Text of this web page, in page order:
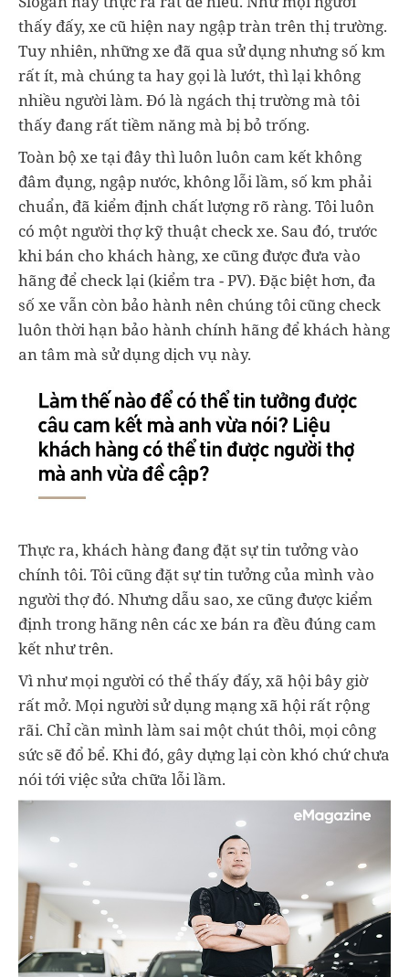
thấy đấy, xe cũ hiện nay ngập tràn trên thị trường.
Tuy nhiên, những xe đã qua sử dụng nhưng số km
rất ít, mà chúng ta hay gọi là lướt, thì lại không
nhiều người làm. Đó là ngách thị trường mà tôi
thấy đang rất tiềm năng mà bị bỏ trống.
Toàn bộ xe tại đây thì luôn luôn cam kết không
đâm đụng, ngập nước, không lỗi lầm, số km phải
chuẩn, đã kiểm định chất lượng rõ ràng. Tôi luôn
có một người thợ kỹ thuật check xe. Sau đó, trước
khi bán cho khách hàng, xe cũng được đưa vào
hãng để check lại (kiểm tra - PV). Đặc biệt hơn, đa
số xe vẫn còn bảo hành nên chúng tôi cũng check
luôn thời hạn bảo hành chính hãng để khách hàng
an tâm mà sử dụng dịch vụ này.
Thực ra, khách hàng đang đặt sự tin tưởng vào
chính tôi. Tôi cũng đặt sự tin tưởng của mình vào
người thợ đó. Nhưng dẫu sao, xe cũng được kiểm
định trong hãng nên các xe bán ra đều đúng cam
kết như trên.
Vì như mọi người có thể thấy đấy, xã hội bây giờ
rất mở. Mọi người sử dụng mạng xã hội rất rộng
rãi. Chỉ cần mình làm sai một chút thôi, mọi công
sức sẽ đổ bể. Khi đó, gây dựng lại còn khó chứ chưa
nói tới việc sửa chữa lỗi lầm.